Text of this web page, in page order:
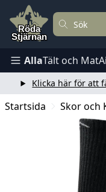
AllaTält och Mat
Klicka här för att
Startsida Skor och